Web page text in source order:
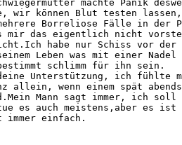
machte Panik
wir können Blut testen
Borreliose Fälle in der
mir das eigentlich nicht
habe nur Schiss vor der
Leben was mit einer
schlimm für ihn sein.
Unterstützung, ich fühlte
allein, wenn einem spät
Mann sagt immer, ich
es auch meistens,aber es
einfach.